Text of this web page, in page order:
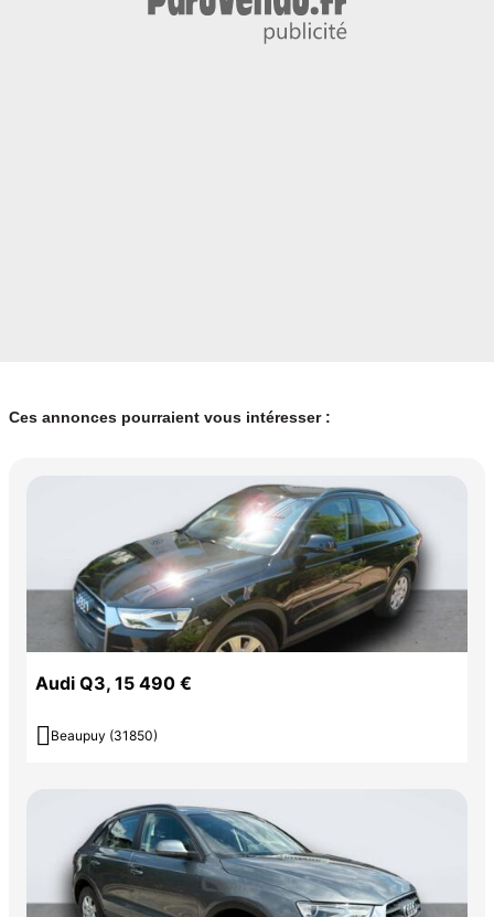
Ces annonces pourraient vous intéresser :
Audi Q3, 15 490 €
 Beaupuy (31850)